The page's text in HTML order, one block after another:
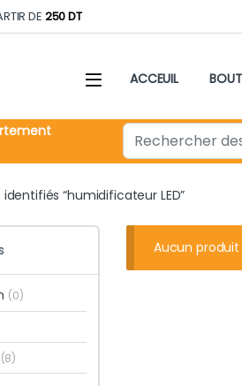
DE 250 DT
ACCEUIL
Search for:
identifiés “humidificateur LED”
Aucun
(0)
(8)